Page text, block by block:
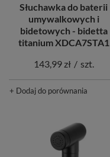
Słuchawka do baterii
umywalkowych i
bidetowych - bidetta
titanium XDCA7STA1
143,99 zł / szt.
+ Dodaj do porównania